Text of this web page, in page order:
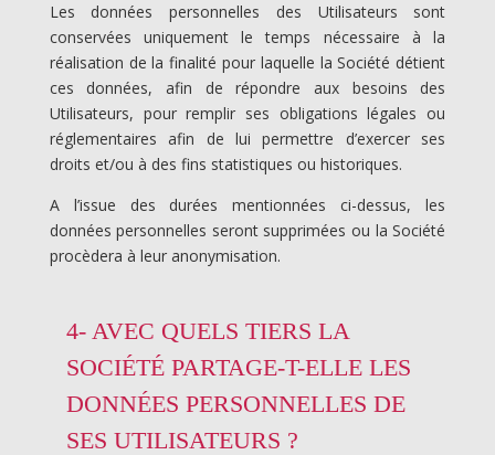
Les données personnelles des Utilisateurs sont
conservées uniquement le temps nécessaire à la
réalisation de la finalité pour laquelle la Société détient
ces données, afin de répondre aux besoins des
Utilisateurs, pour remplir ses obligations légales ou
réglementaires afin de lui permettre d’exercer ses
droits et/ou à des fins statistiques ou historiques.
A l’issue des durées mentionnées ci-dessus, les
données personnelles seront supprimées ou la Société
procèdera à leur anonymisation.
4- AVEC QUELS TIERS LA
SOCIÉTÉ PARTAGE-T-ELLE LES
DONNÉES PERSONNELLES DE
SES UTILISATEURS ?